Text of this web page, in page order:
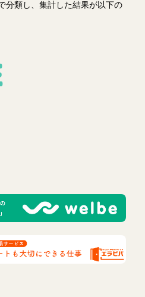
分類し、集計した結果が以下の